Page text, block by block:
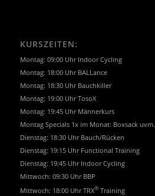
KURSZEITEN:
Montag: 09:00 Uhr Indoor Cycling
Montag: 18:00 Uhr BALLance
Montag: 18:30 Uhr Bauchkiller
Montag: 19:00 Uhr TosoX
Montag: 19:45 Uhr Männerkurs
Montag Specials 1x im Monat: Boxsack uvm.
Dienstag: 18:30 Uhr Bauch/Rücken
Dienstag: 19:15 Uhr Functional Training
Dienstag: 19:45 Uhr Indoor Cycling
Mittwoch: 09:30 Uhr BBP
Mittwoch: 18:00 Uhr TRX®Training